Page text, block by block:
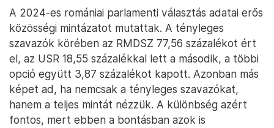
A 2024-es romániai parlamenti választás adatai erős
közösségi mintázatot mutattak. A tényleges
szavazók körében az RMDSZ 77,56 százalékot ért
el, az USR 18,55 százalékkal lett a második, a többi
opció együtt 3,87 százalékot kapott. Azonban más
képet ad, ha nemcsak a tényleges szavazókat,
hanem a teljes mintát nézzük. A különbség azért
fontos, mert ebben a bontásban azok is